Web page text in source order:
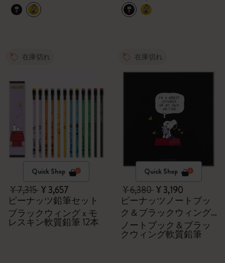
在庫切れ
Quick Shop
¥ 7,315¥ 3,657
ピーナッツ鉛筆セット
ブラックウィング x モ
レスキン軟質鉛筆 12本
在庫切れ
Quick Shop
¥ 6,380¥ 3,190
ピーナッツノートブッ
ク＆ブラックウィング
鉛筆のセット
ノートブック＆ブラッ
クウィング軟質鉛筆